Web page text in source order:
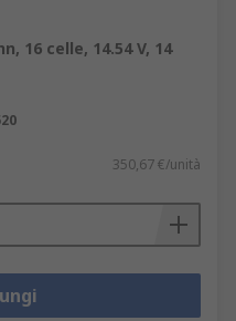
16 celle, 14.54 V, 14
350,67 €/unità